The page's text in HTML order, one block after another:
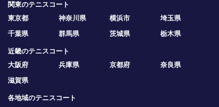
関東のテニスコート
東京都
神奈川県 横浜市
埼玉県
千葉県
群馬県 茨城県 栃木県
近畿のテニスコート
大阪府
兵庫県 京都府
奈良県
滋賀県
各地域のテニスコート